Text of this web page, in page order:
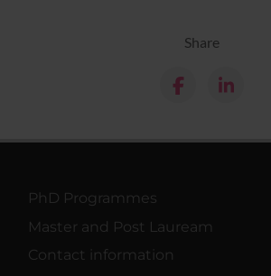
Share
PhD Programmes
Master and Post Lauream
Contact information